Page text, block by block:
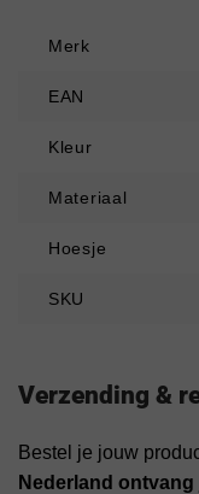
Merk
EAN
Kleur
Materiaal
Hoesje
SKU
Verzending &
Bestel je jouw
Nederland